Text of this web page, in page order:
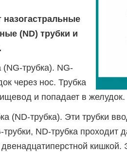
(ND) трубки и
(NG-трубка). NG-
через нос. Трубка
и попадает в желудок.
(ND-трубка). Эти трубки
ND-трубка проходит
кишкой.